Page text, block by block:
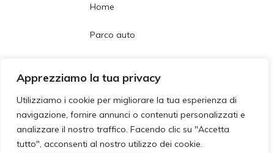
Apprezziamo la tua privacy
Utilizziamo i cookie per migliorare la tua esperienza di
navigazione, fornire annunci o contenuti personalizzati e
analizzare il nostro traffico. Facendo clic su "Accetta
tutto", acconsenti al nostro utilizzo dei cookie.
Home
Parco auto
Contatti